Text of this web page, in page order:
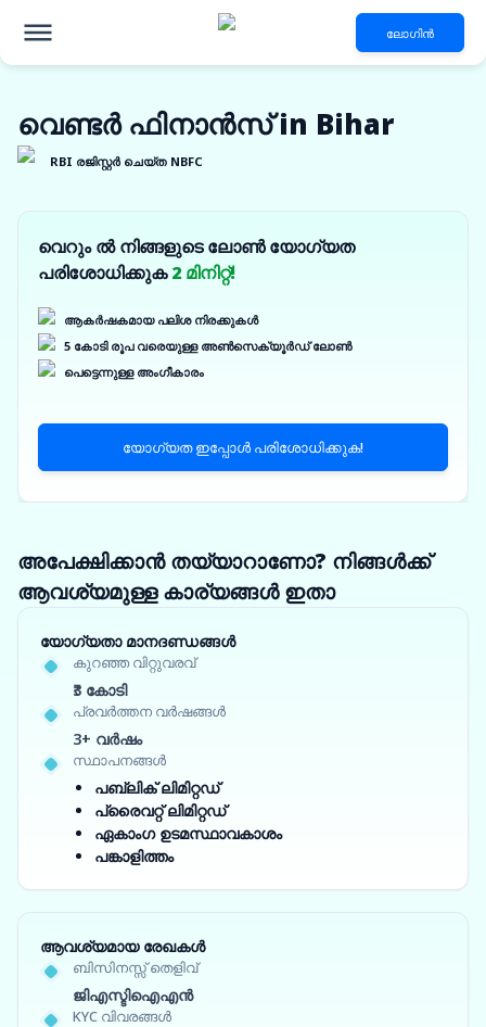
ലോഗിൻ
വെണ്ടർ ഫിനാൻസ് in Bihar
RBI രജിസ്റ്റർ ചെയ്ത NBFC
വെറും ൽ നിങ്ങളുടെ ലോൺ യോഗ്യത
പരിശോധിക്കുക2 മിനിറ്റ്!
ആകർഷകമായ പലിശ നിരക്കുകൾ
5 കോടി രൂപ വരെയുള്ള അൺസെക്യൂർഡ് ലോൺ
പെട്ടെന്നുള്ള അംഗീകാരം
യോഗ്യത ഇപ്പോൾ പരിശോധിക്കുക!
അപേക്ഷിക്കാൻ തയ്യാറാണോ? നിങ്ങൾക്ക്
ആവശ്യമുള്ള കാര്യങ്ങൾ ഇതാ
യോഗ്യതാ മാനദണ്ഡങ്ങൾ
കുറഞ്ഞ വിറ്റുവരവ്
₹3 കോടി
പ്രവർത്തന വർഷങ്ങൾ
3+ വർഷം
സ്ഥാപനങ്ങൾ
പബ്ലിക് ലിമിറ്റഡ്
പ്രൈവറ്റ് ലിമിറ്റഡ്
ഏകാംഗ ഉടമസ്ഥാവകാശം
പങ്കാളിത്തം
ആവശ്യമായ രേഖകൾ
ബിസിനസ്സ് തെളിവ്
ജിഎസ്ടിഐഎൻ
KYC വിവരങ്ങൾ